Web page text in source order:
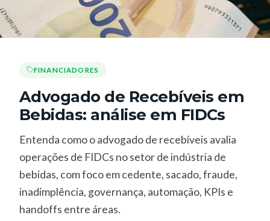
FINANCIADORES
Advogado de Recebíveis em
Bebidas: análise em FIDCs
Entenda como o advogado de recebíveis avalia
operações de FIDCs no setor de indústria de
bebidas, com foco em cedente, sacado, fraude,
inadimplência, governança, automação, KPIs e
handoffs entre áreas.